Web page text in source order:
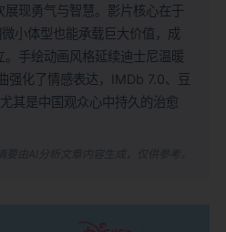
展现勇气与智慧。影片核心在于
小体型也能承载巨大价值，成
手绘动画风格延续迪士尼温暖
强化了情感表达，IMDb 7.0、豆
其是中国观众心中持久的治愈